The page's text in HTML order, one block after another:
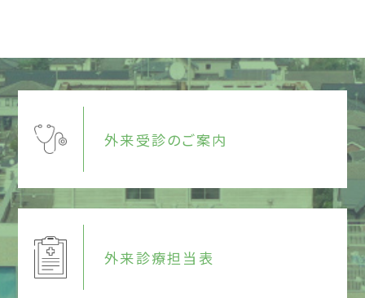
外来受診のご案内
外来診療担当表